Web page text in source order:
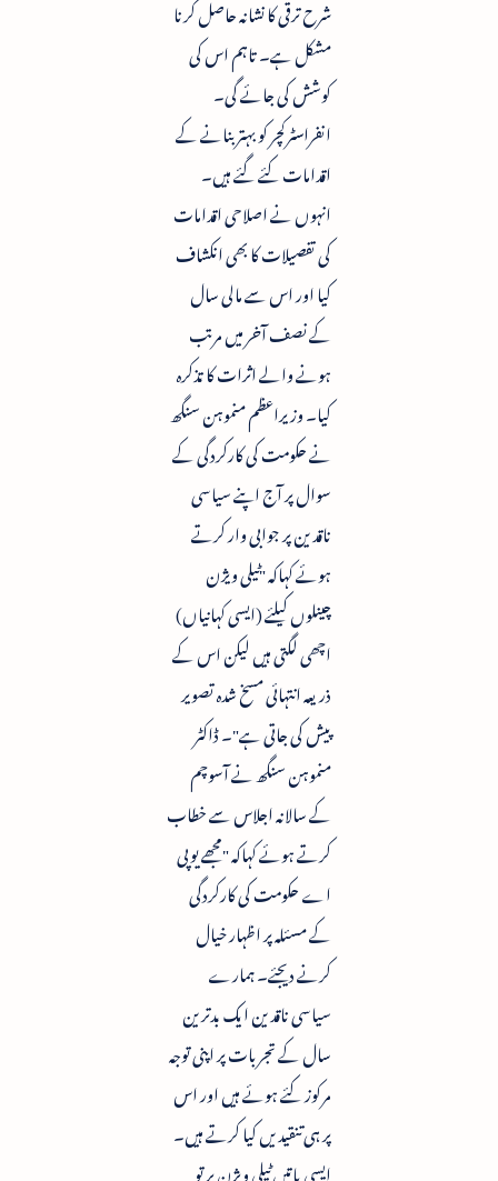
شرح ترقی کا نشانہ حاصل کرنا
مشکل ہے۔ تاہم اس کی
کوشش کی جائے گی۔
انفراسٹرکچر کو بہتر بنانے کے
اقدامات کئے گئے ہیں۔
انہوں نے اصلاحی اقدامات
کی تفصیلات کا بھی انکشاف
کیا اور اس سے مالی سال
کے نصف آخر میں مرتب
ہونے والے اثرات کا تذکرہ
کیا۔ وزیراعظم منموہن سنگھ
نے حکومت کی کارکردگی کے
سوال پر آج اپنے سیاسی
ناقدین پر جوابی وار کرتے
ہوئے کہاکہ "ٹیلی ویژن
چینلوں کیلئے (ایسی کہانیاں)
اچھی لگتی ہیں لیکن اس کے
ذریعہ انتہائی مسخ شدہ تصویر
پیش کی جاتی ہے"۔ ڈاکٹر
منموہن سنگھ نے آسوچم
کے سالانہ اجلاس سے خطاب
کرتے ہوئے کہاکہ "مجھے یوپی
اے حکومت کی کارکردگی
کے مسئلہ پر اظہار خیال
کرنے دیجئے۔ ہمارے
سیاسی ناقدین ایک بدترین
سال کے تجربات پر اپنی توجہ
مرکوز کئے ہوئے ہیں اور اس
پر ہی تنقیدیں کیا کرتے ہیں۔
ایسی باتیں ٹیلی ویژن پر تو